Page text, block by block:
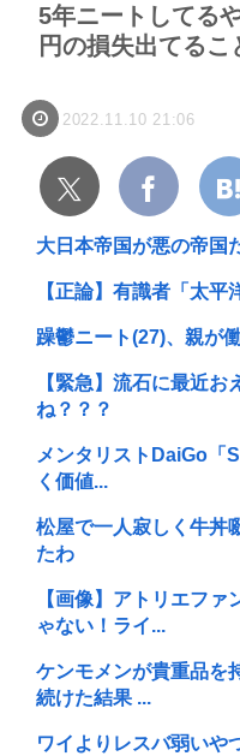
5年ニートしてる
円の損失出てるこ
2022.11.10 21:06
大日本帝国が悪の帝国
【正論】有識者「太平
躁鬱ニート(27)、親が
【緊急】流石に最近
ね？？？
メンタリストDaiGo「
く価値...
松屋で一人寂しく牛丼
たわ
【画像】アトリエフ
ゃない！ライ...
ケンモメンが貴重品を
続けた結果 ...
ワイよりレスバ弱いや